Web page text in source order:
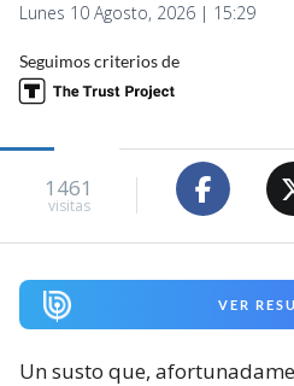
Lunes 10 Agosto, 2026 | 15:29
Seguimos criterios de
1461
visitas
VER
Un susto que,